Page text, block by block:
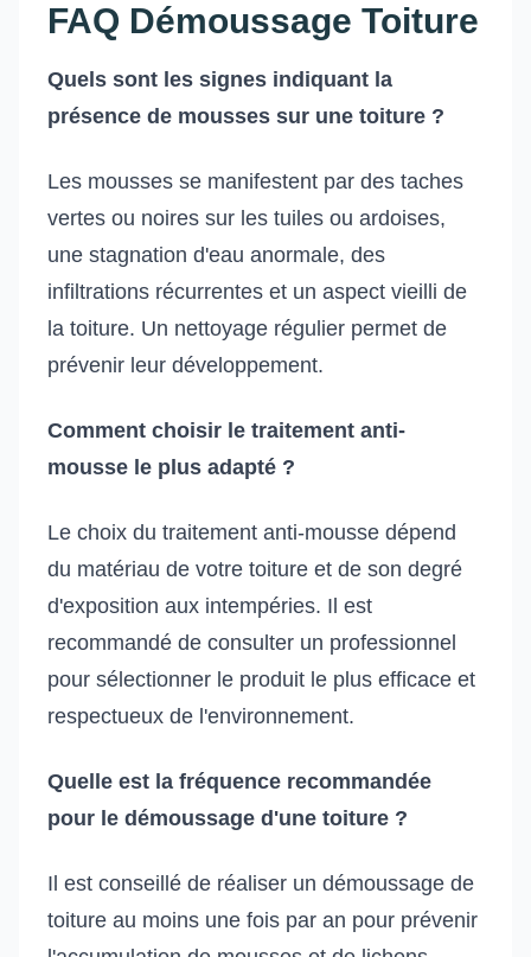
FAQ Démoussage Toiture
Quels sont les signes indiquant la
présence de mousses sur une toiture ?
Les mousses se manifestent par des taches
vertes ou noires sur les tuiles ou ardoises,
une stagnation d'eau anormale, des
infiltrations récurrentes et un aspect vieilli de
la toiture. Un nettoyage régulier permet de
prévenir leur développement.
Comment choisir le traitement anti-
mousse le plus adapté ?
Le choix du traitement anti-mousse dépend
du matériau de votre toiture et de son degré
d'exposition aux intempéries. Il est
recommandé de consulter un professionnel
pour sélectionner le produit le plus efficace et
respectueux de l'environnement.
Quelle est la fréquence recommandée
pour le démoussage d'une toiture ?
Il est conseillé de réaliser un démoussage de
toiture au moins une fois par an pour prévenir